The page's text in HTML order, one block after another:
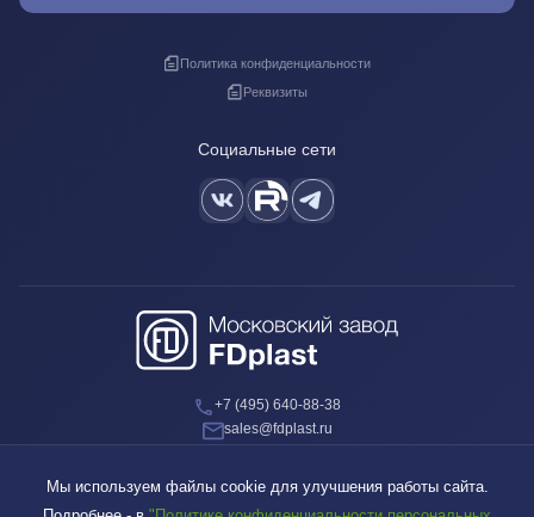
Политика конфиденциальности
Реквизиты
Социальные сети
+7 (495) 640-88-38
sales@fdplast.ru
Мы используем файлы cookie для улучшения работы сайта.